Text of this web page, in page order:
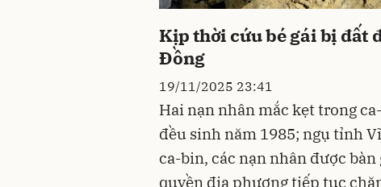
Kịp thời cứu bé gái bị đất
Đồng
19/11/2025 23:41
Hai nạn nhân mắc kẹt trong
đều sinh năm 1985; ngụ tỉnh
ca-bin, các nạn nhân được
quyền địa phương tiếp tục